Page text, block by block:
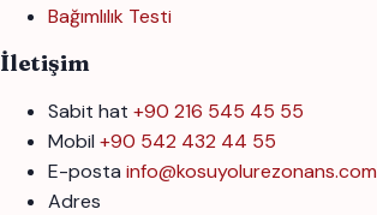
Bağımlılık Testi
İletişim
Sabit hat +90 216 545 45 55
Mobil +90 542 432 44 55
E-posta info@kosuyolurezonans.com
Adres